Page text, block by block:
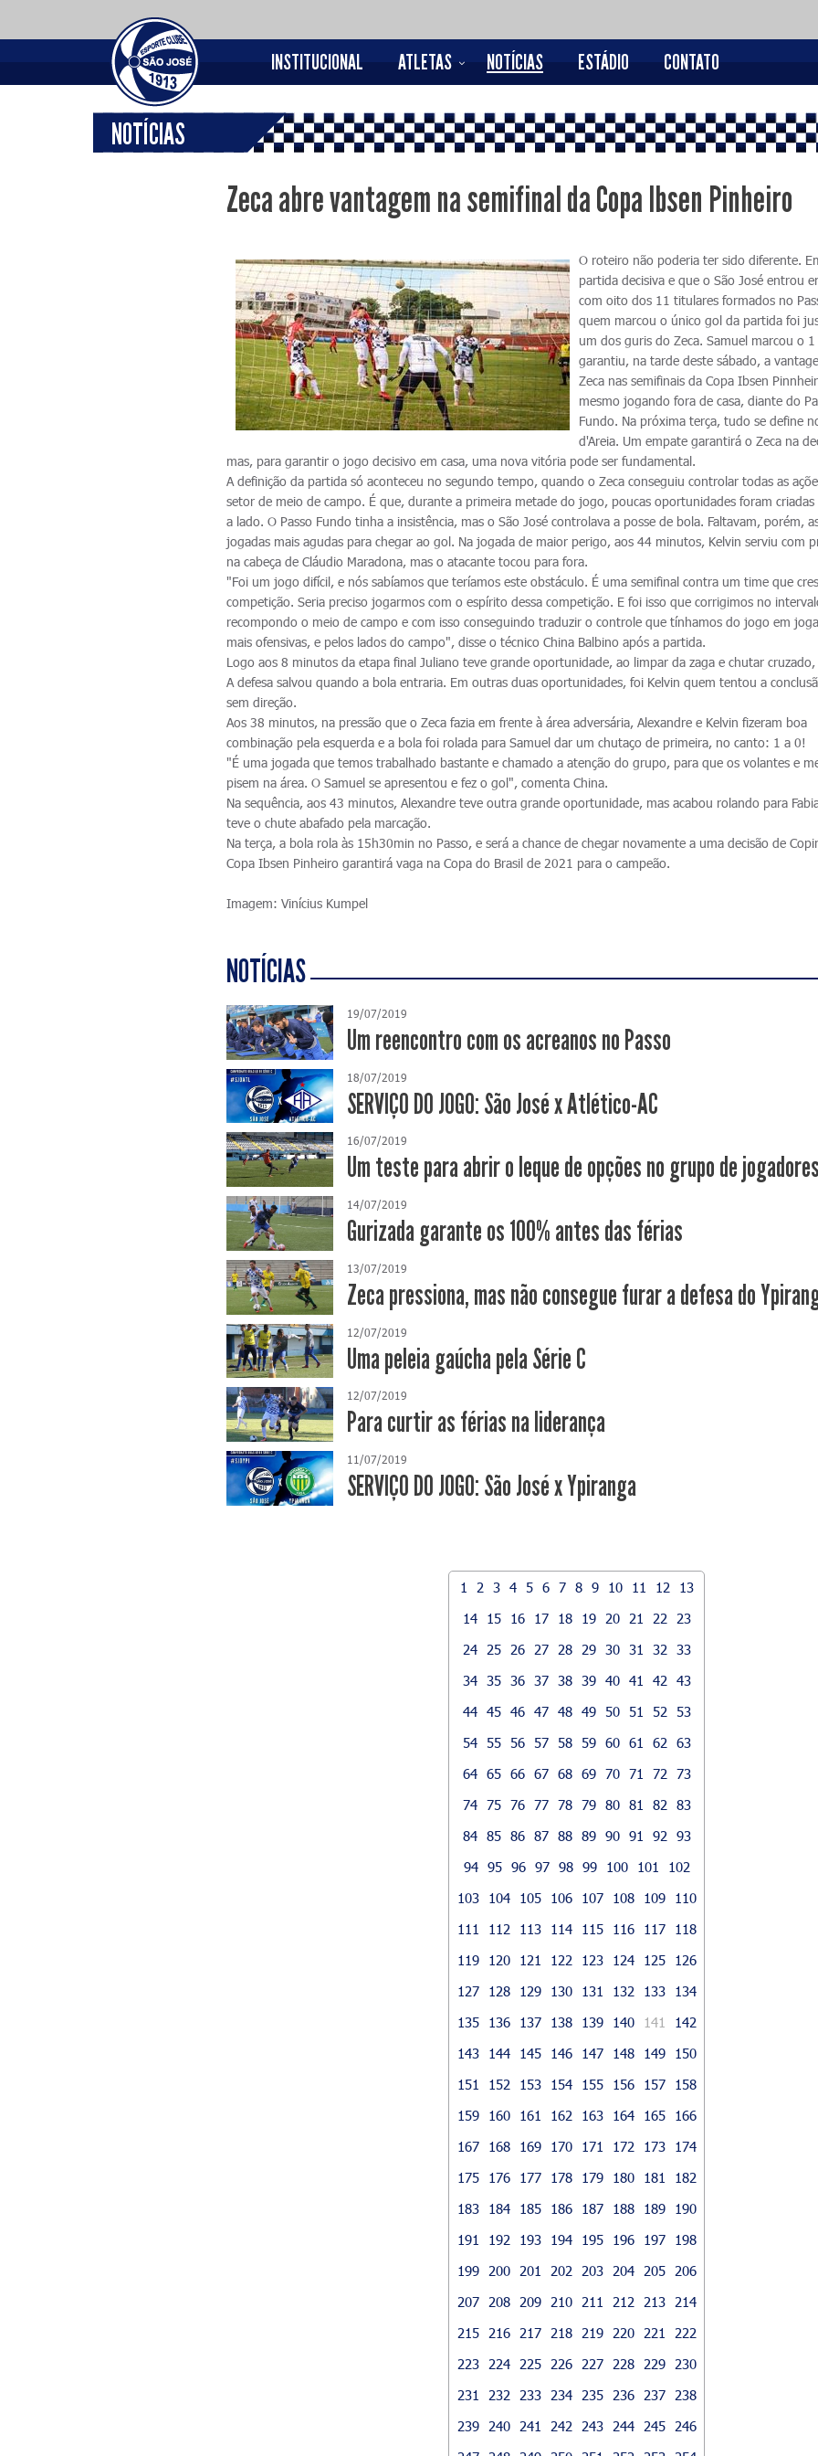
INSTITUCIONAL ATLETAS NOTÍCIAS ESTÁDIO CONTATO
NOTÍCIAS
Zeca abre vantagem na semifinal da Copa Ibsen Pinheiro
O roteiro não poderia ter sido diferente.
partida decisiva e que o São José entrou
com oito dos 11 titulares formados no
quem marcou o único gol da partida foi
um dos guris do Zeca. Samuel marcou o
garantiu, na tarde deste sábado, a
Zeca nas semifinais da Copa Ibsen
mesmo jogando fora de casa, diante do
Fundo. Na próxima terça, tudo se define
d'Areia. Um empate garantirá o Zeca na
mas, para garantir o jogo decisivo em casa, uma nova vitória pode ser fundamental.
A definição da partida só aconteceu no segundo tempo, quando o Zeca conseguiu controlar todas as
setor de meio de campo. É que, durante a primeira metade do jogo, poucas oportunidades foram criadas
a lado. O Passo Fundo tinha a insistência, mas o São José controlava a posse de bola. Faltavam, porém,
jogadas mais agudas para chegar ao gol. Na jogada de maior perigo, aos 44 minutos, Kelvin serviu com
na cabeça de Cláudio Maradona, mas o atacante tocou para fora.
"Foi um jogo difícil, e nós sabíamos que teríamos este obstáculo. É uma semifinal contra um time que
competição. Seria preciso jogarmos com o espírito dessa competição. E foi isso que corrigimos no
recompondo o meio de campo e com isso conseguindo traduzir o controle que tínhamos do jogo em
mais ofensivas, e pelos lados do campo", disse o técnico China Balbino após a partida.
Logo aos 8 minutos da etapa final Juliano teve grande oportunidade, ao limpar da zaga e chutar
A defesa salvou quando a bola entraria. Em outras duas oportunidades, foi Kelvin quem tentou a
sem direção.
Aos 38 minutos, na pressão que o Zeca fazia em frente à área adversária, Alexandre e Kelvin fizeram boa
combinação pela esquerda e a bola foi rolada para Samuel dar um chutaço de primeira, no canto: 1 a 0!
"É uma jogada que temos trabalhado bastante e chamado a atenção do grupo, para que os volantes e
pisem na área. O Samuel se apresentou e fez o gol", comenta China.
Na sequência, aos 43 minutos, Alexandre teve outra grande oportunidade, mas acabou rolando para
teve o chute abafado pela marcação.
Na terça, a bola rola às 15h30min no Passo, e será a chance de chegar novamente a uma decisão de
Copa Ibsen Pinheiro garantirá vaga na Copa do Brasil de 2021 para o campeão.
Imagem: Vinícius Kumpel
NOTÍCIAS
19/07/2019
Um reencontro com os acreanos no Passo
18/07/2019
SERVIÇO DO JOGO: São José x Atlético-AC
16/07/2019
Um teste para abrir o leque de opções no grupo de
14/07/2019
Gurizada garante os 100% antes das férias
13/07/2019
Zeca pressiona, mas não consegue furar a defesa do
12/07/2019
Uma peleia gaúcha pela Série C
12/07/2019
Para curtir as férias na liderança
11/07/2019
SERVIÇO DO JOGO: São José x Ypiranga
1 2 3 4 5 6 7 8 9 10 11 12
13
14
15 16 17 18 19 20 21 22
23
24
25 26 27 28 29 30 31 32
33
34 35 36 37 38 39 40 41 42
43
44 45 46 47 48 49 50 51 52
53
54 55 56 57 58 59 60 61 62
63
64 65 66 67 68 69 70 71 72
73
74 75 76 77 78 79 80 81 82
83
84 85 86 87 88 89 90 91 92
93
94 95 96 97 98 99 100 101
102
103
104 105 106 107 108 109
110
111
112 113 114 115 116 117
118
119
120 121 122 123 124 125
126
127
128 129 130 131 132 133
134
135
136 137 138 139 140 141
142
143
144 145 146 147 148 149
150
151
152 153 154 155 156 157
158
159
160 161 162 163 164 165
166
167
168 169 170 171 172 173
174
175
176 177 178 179 180 181
182
183
184 185 186 187 188 189
190
191
192 193 194 195 196 197
198
199
200 201 202 203 204 205
206
207
208 209 210 211 212 213
214
215
216 217 218 219 220 221
222
223
224 225 226 227 228 229
230
231
232 233 234 235 236 237
238
239
240 241 242 243 244 245
246